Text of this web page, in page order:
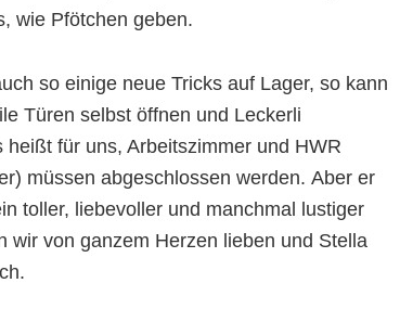
wie Pfötchen geben.
so einige neue Tricks auf Lager, so kann
Türen selbst öffnen und Leckerli
heißt für uns, Arbeitszimmer und HWR
müssen abgeschlossen werden. Aber er
toller, liebevoller und manchmal lustiger
wir von ganzem Herzen lieben und Stella